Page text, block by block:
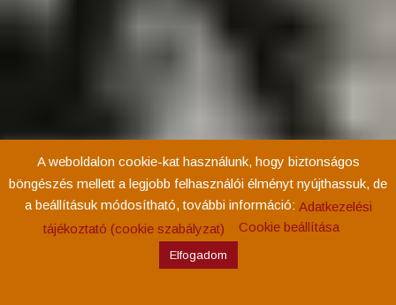
A weboldalon cookie-kat használunk, hogy biztonságos
böngészés mellett a legjobb felhasználói élményt nyújthassuk, de
a beállításuk módosítható, további információ: Adatkezelési
tájékoztató (cookie szabályzat)
Cookie beállítása
Elfogadom